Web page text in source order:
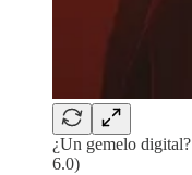
¿Un gemelo
6.0)